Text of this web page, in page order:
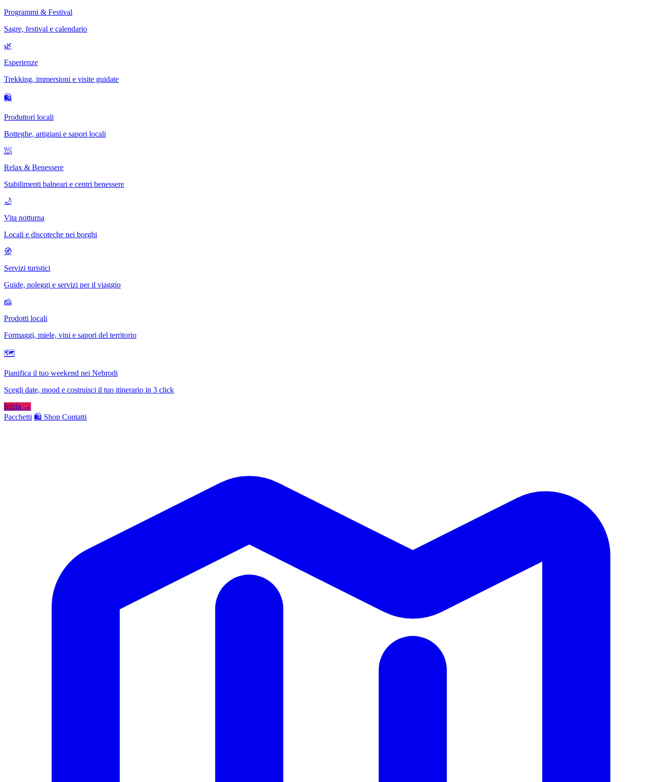
Programmi & Festival
Sagre, festival e calendario
🌿
Esperienze
Trekking, immersioni e visite guidate
🛍
Produttori locali
Botteghe, artigiani e sapori locali
🧖
Relax & Benessere
Stabilimenti balneari e centri benessere
🌙
Vita notturna
Locali e discoteche nei borghi
🧭
Servizi turistici
Guide, noleggi e servizi per il viaggio
🧀
Prodotti locali
Formaggi, miele, vini e sapori del territorio
🗺
Pianifica il tuo weekend nei Nebrodi
Scegli date, mood e costruisci il tuo itinerario in 3 click
Inizia →
Pacchetti 🛍️ Shop Contatti